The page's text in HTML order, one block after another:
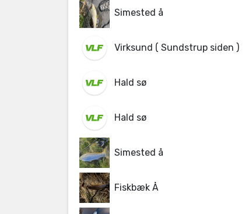
Simested å
Virksund ( Sundstrup siden )
Hald sø
Hald sø
Simested å
Fiskbæk Å